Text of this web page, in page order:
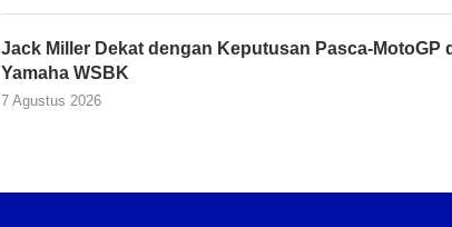
Jack Miller Dekat dengan Keputusan Pasca-MotoGP
Yamaha WSBK
7 Agustus 2026